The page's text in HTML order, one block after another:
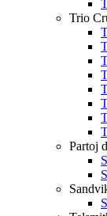
Trio
Partoj